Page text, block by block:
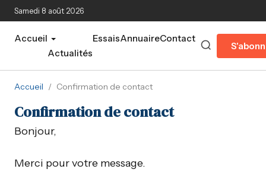
Aller au contenu principal
Samedi 8 août 2026
Accueil
Actualités
EssaisAnnuaireContact
Accueil / Confirmation de contact
Confirmation de contact
Bonjour,
Merci pour votre message.